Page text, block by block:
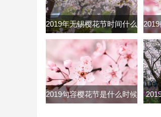
2019年无锡樱花节时间什么
时候 无锡鼋头渚樱花节
2019时间门票
2019句容樱花节是什么时候